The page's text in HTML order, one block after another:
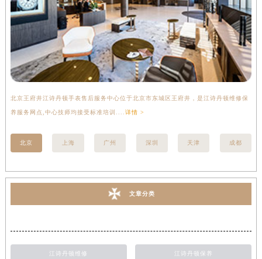
北京王府井江诗丹顿手表售后服务中心位于北京市东城区王府井，是江诗丹顿维修保
养服务网点,中心技师均接受标准培训.... 详情 >
北京 上海 广州 深圳 天津 成都
文章分类
江诗丹顿维修 江诗丹顿保养